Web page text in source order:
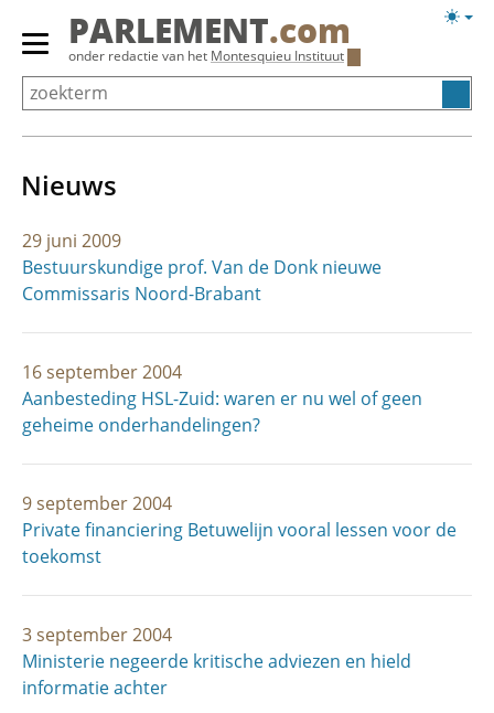
Overslaan
Primair
menu
tonen/verbergen
PARLEMENT.com
onder redactie van het Montesquieu Instituut
Nieuws
29 juni 2009
Bestuurskundige prof. Van de Donk nieuwe
Commissaris Noord-Brabant
16 september 2004
Aanbesteding HSL-Zuid: waren er nu wel of geen
geheime onderhandelingen?
9 september 2004
Private financiering Betuwelijn vooral lessen voor de
toekomst
3 september 2004
Ministerie negeerde kritische adviezen en hield
informatie achter